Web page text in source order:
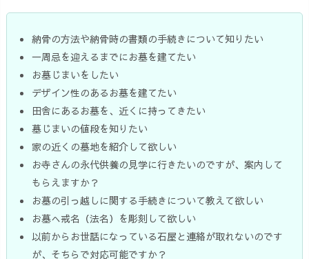
納骨の方法や納骨時の書類の手続きについて知りたい
一周忌を迎えるまでにお墓を建てたい
お墓じまいをしたい
デザイン性のあるお墓を建てたい
田舎にあるお墓を、近くに持ってきたい
墓じまいの値段を知りたい
家の近くの墓地を紹介して欲しい
お寺さんの永代供養の見学に行きたいのですが、案内して
もらえますか？
お墓の引っ越しに関する手続きについて教えて欲しい
お墓へ戒名（法名）を彫刻して欲しい
以前からお世話になっている石屋と連絡が取れないのです
が、そちらで対応可能ですか？